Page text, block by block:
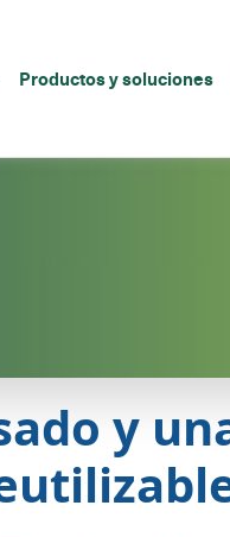
Productos y soluciones
y